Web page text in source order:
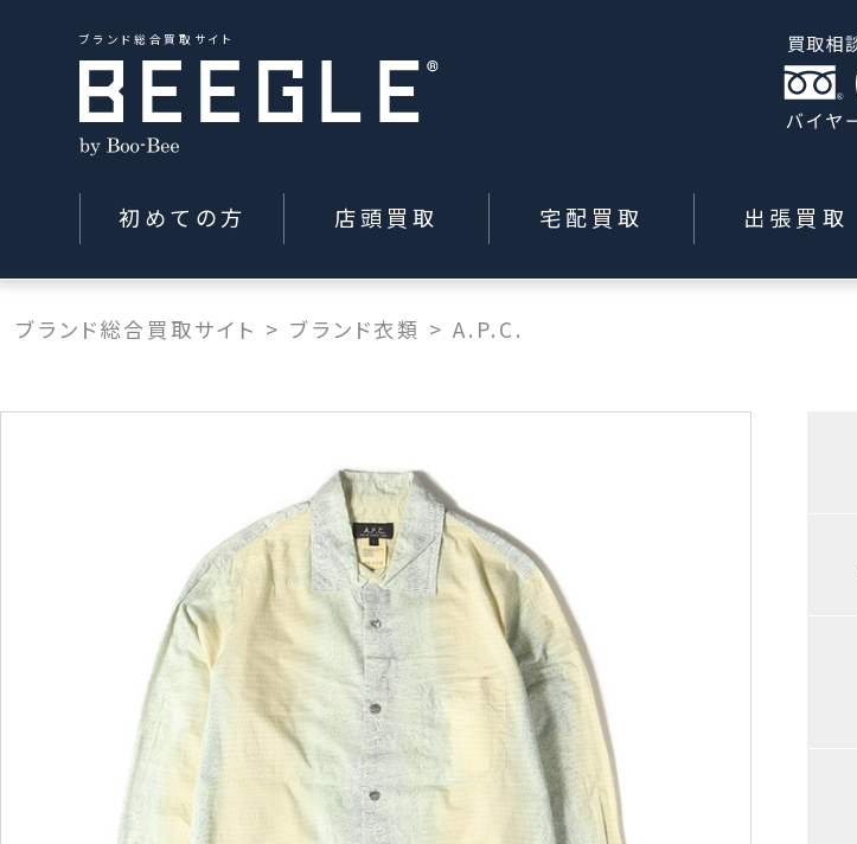
ブランド総合買取サイト
初めての方 店頭買取 宅配買取 出張買取
ブランド総合買取サイト > ブランド衣類 >A.P.C.